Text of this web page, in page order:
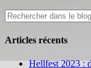
Articles récents
Hellfest 2023 :